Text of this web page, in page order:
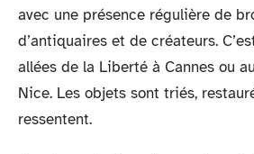
avec une présence régulière de
d’antiquaires et de créateurs.
allées de la Liberté à Cannes ou
Nice. Les objets sont triés,
ressentent.